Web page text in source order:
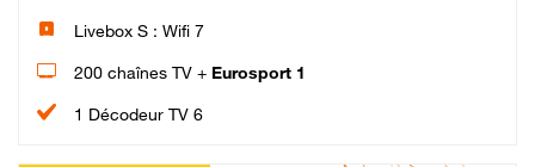
Livebox S : Wifi 7
200 chaînes TV + Eurosport 1
1 Décodeur TV 6